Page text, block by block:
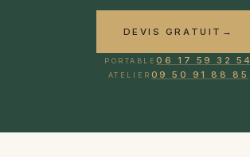
DEVIS GRATUIT →
PORTABLE06 17 59 32 54
ATELIER 09 50 91 88 85